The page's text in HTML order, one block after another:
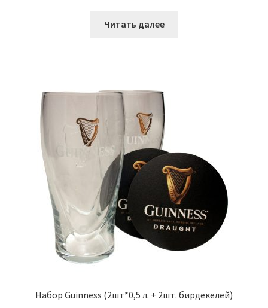
Читать далее
Набор Guinness (2шт*0,5 л. + 2шт. бирдекелей)